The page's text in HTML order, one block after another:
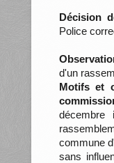
Décision
Police
d'un
Motifs et
commune
sans